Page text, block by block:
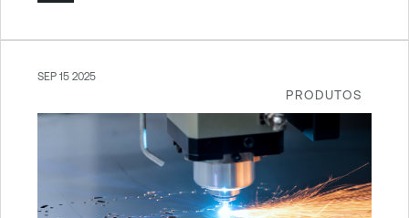
PRODUTOS
SEP 15 2025